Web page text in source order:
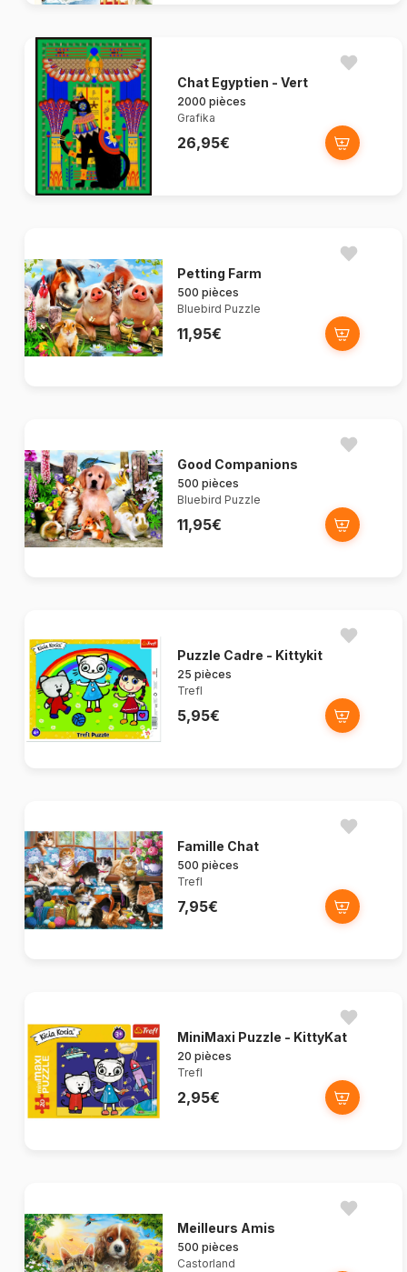
Chat Egyptien - Vert
2000 pièces
Grafika
26,95€
Petting Farm
500 pièces
Bluebird Puzzle
11,95€
Good Companions
500 pièces
Bluebird Puzzle
11,95€
Puzzle Cadre - Kittykit
25 pièces
Trefl
5,95€
Famille Chat
500 pièces
Trefl
7,95€
MiniMaxi Puzzle - KittyKat
20 pièces
Trefl
2,95€
Meilleurs Amis
500 pièces
Castorland